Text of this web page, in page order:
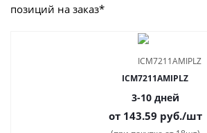
позиций на заказ*
ICM7211AMIPLZ
3-10 дней
от 143.59 руб./шт